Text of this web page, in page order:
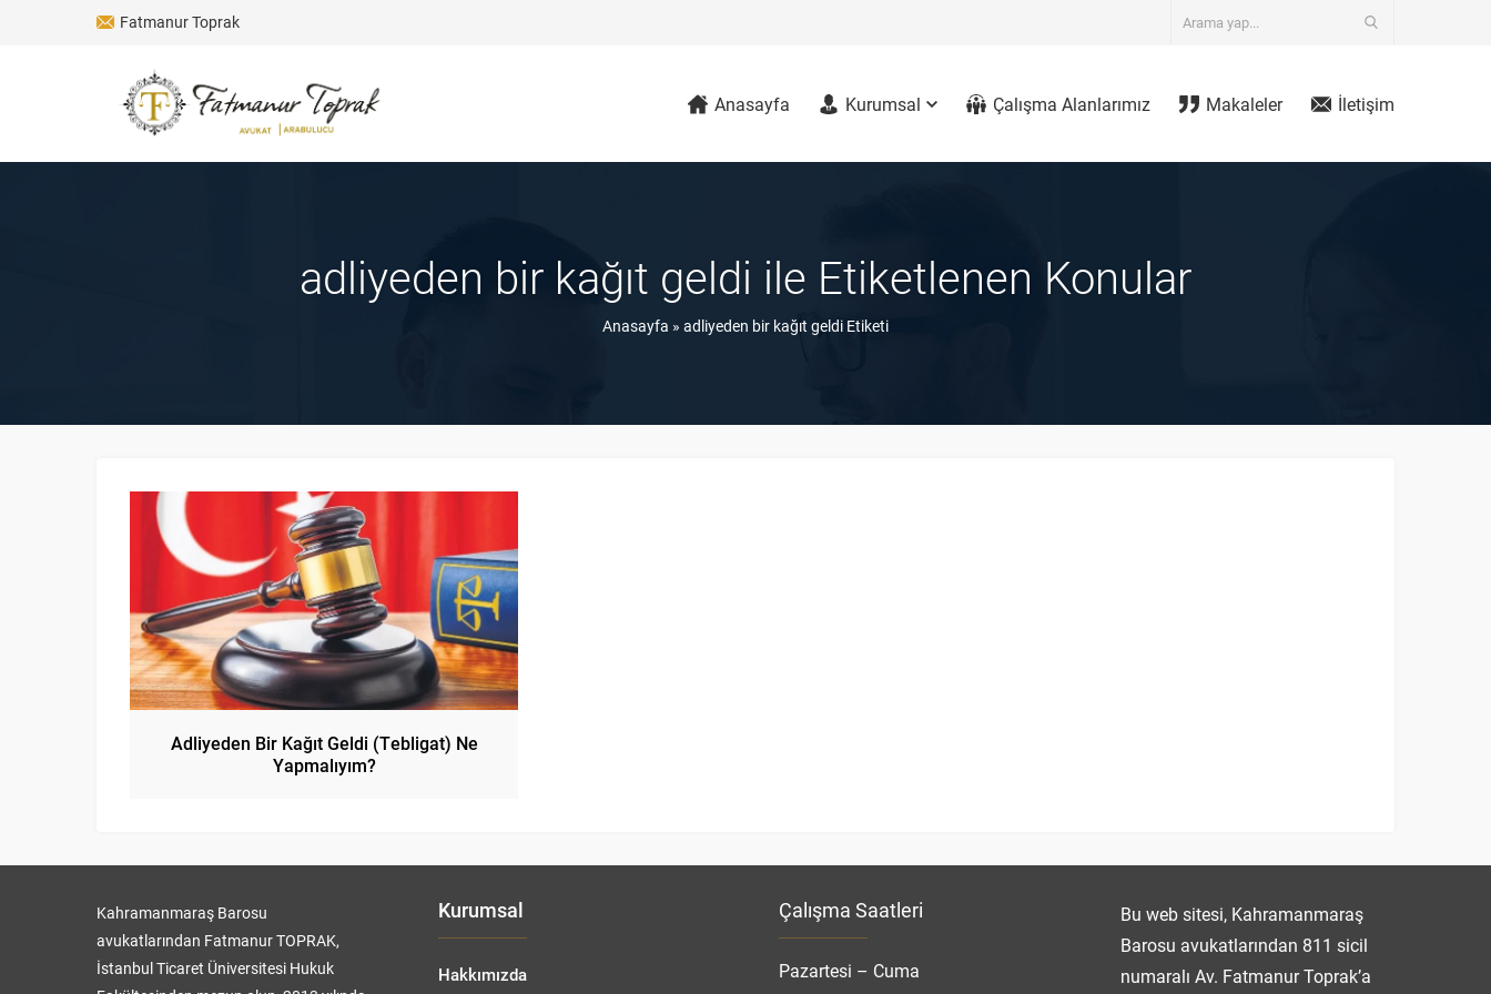
Fatmanur Toprak
Anasayfa Kurumsal Çalışma Alanlarımız Makaleler İletişim
adliyeden bir kağıt geldi ile Etiketlenen Konular
Anasayfa » adliyeden bir kağıt geldi Etiketi
Adliyeden Bir Kağıt Geldi (Tebligat) Ne
Yapmalıyım?
Kahramanmaraş Barosu
avukatlarından Fatmanur TOPRAK,
İstanbul Ticaret Üniversitesi Hukuk
Kurumsal
Hakkımızda
Çalışma Saatleri
Pazartesi – Cuma
Bu web sitesi, Kahramanmaraş
Barosu avukatlarından 811 sicil
numaralı Av. Fatmanur Toprak’a